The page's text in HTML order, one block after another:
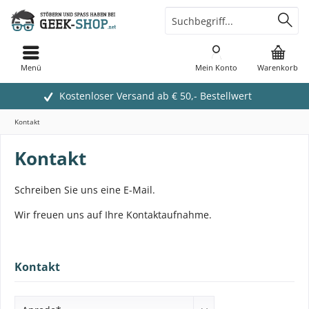
Kostenloser Versand ab € 50,- Bestellwert
Warenkorb
Mein Konto
Menü
Kontakt
Kontakt
Schreiben Sie uns eine E-Mail.
Wir freuen uns auf Ihre Kontaktaufnahme.
Kontakt